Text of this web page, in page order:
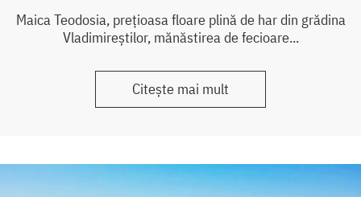
Maica Teodosia, prețioasa floare plină de har din grădina
Vladimireștilor, mănăstirea de fecioare...
Citește mai mult